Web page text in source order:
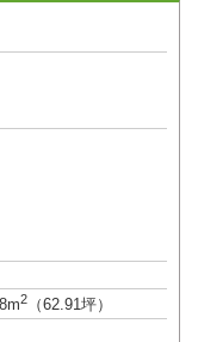
2
（62.91坪）